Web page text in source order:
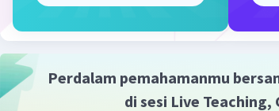
Perdalam pemahamanmu
di sesi Live Teaching,